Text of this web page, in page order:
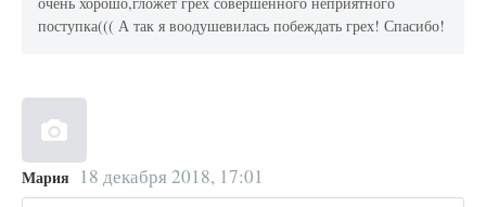
поступка((( А так я воодушевилась побеждать грех! Спасибо!
Мария 18 декабря 2018, 17:01